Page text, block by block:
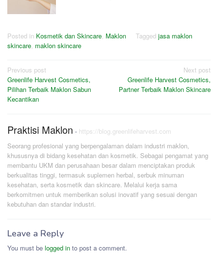
Posted in Kosmetik dan Skincare Maklon Tagged jasa maklon
skincare maklon skincare
Post
navigation
Previous post
Greenlife Harvest Cosmetics,
Pilihan Terbaik Maklon Sabun
Kecantikan
Next post
Greenlife Harvest Cosmetics,
Partner Terbaik Maklon Skincare
Praktisi Maklon - https://blog.greenlifeharvest.com
Seorang profesional yang berpengalaman dalam industri maklon,
khususnya di bidang kesehatan dan kosmetik. Sebagai pengamat yang
membantu UKM dan perusahaan besar dalam menciptakan produk
berkualitas tinggi, termasuk suplemen herbal, serbuk minuman
kesehatan, serta kosmetik dan skincare. Melalui kerja sama
berkomitmen untuk memberikan solusi inovatif yang sesuai dengan
kebutuhan dan standar industri.
Leave a Reply
You must be logged in to post a comment.